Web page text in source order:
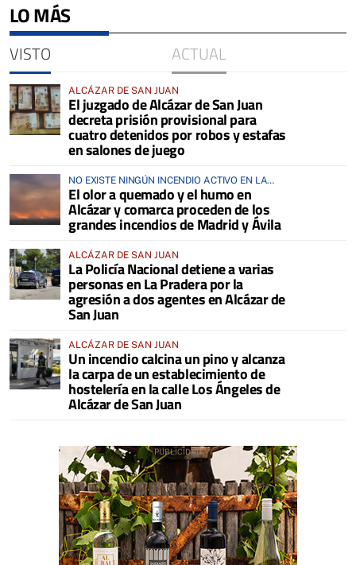
LO MÁS
VISTO ACTUAL
ALCÁZAR DE SAN JUAN
El juzgado de Alcázar de San Juan
decreta prisión provisional para
cuatro detenidos por robos y estafas
en salones de juego
NO EXISTE NINGÚN INCENDIO ACTIVO EN LA
COMARCA
El olor a quemado y el humo en
Alcázar y comarca proceden de los
grandes incendios de Madrid y Ávila
ALCÁZAR DE SAN JUAN
La Policía Nacional detiene a varias
personas en La Pradera por la
agresión a dos agentes en Alcázar de
San Juan
ALCÁZAR DE SAN JUAN
Un incendio calcina un pino y alcanza
la carpa de un establecimiento de
hostelería en la calle Los Ángeles de
Alcázar de San Juan